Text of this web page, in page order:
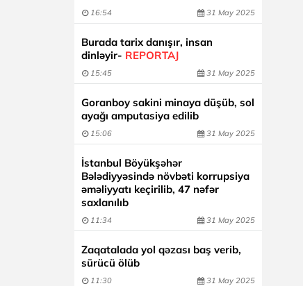
16:54 31 May 2025
Burada tarix danışır, insan
dinləyir- REPORTAJ
15:45 31 May 2025
Goranboy sakini minaya düşüb, sol
ayağı amputasiya edilib
15:06 31 May 2025
İstanbul Böyükşəhər
Bələdiyyəsində növbəti korrupsiya
əməliyyatı keçirilib, 47 nəfər
saxlanılıb
11:34 31 May 2025
Zaqatalada yol qəzası baş verib,
sürücü ölüb
11:30 31 May 2025